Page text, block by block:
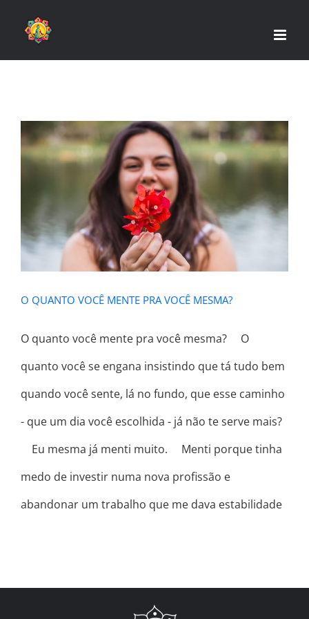
O QUANTO VOCÊ MENTE PRA VOCÊ
MESMA?
O QUANTO VOCÊ MENTE PRA VOCÊ MESMA?
O quanto você mente pra você mesma? ⠀ O
quanto você se engana insistindo que tá tudo bem
quando você sente, lá no fundo, que esse caminho
- que um dia você escolhida - já não te serve mais?
⠀ Eu mesma já menti muito. ⠀ Menti porque tinha
medo de investir numa nova profissão e
abandonar um trabalho que me dava estabilidade